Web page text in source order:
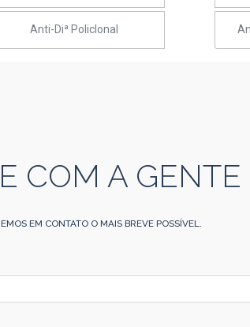
Anti-Diª Policlonal
COM A GENTE
EM CONTATO O MAIS BREVE POSSÍVEL.